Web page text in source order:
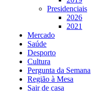
Presidenciais
2026
2021
Mercado
Saúde
Desporto
Cultura
Pergunta da Semana
Região à Mesa
Sair de casa